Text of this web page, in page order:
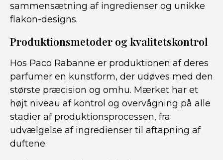
sammensætning af ingredienser og unikke
flakon-designs.
Produktionsmetoder og kvalitetskontrol
Hos Paco Rabanne er produktionen af deres
parfumer en kunstform, der udøves med den
største præcision og omhu. Mærket har et
højt niveau af kontrol og overvågning på alle
stadier af produktionsprocessen, fra
udvælgelse af ingredienser til aftapning af
duftene.